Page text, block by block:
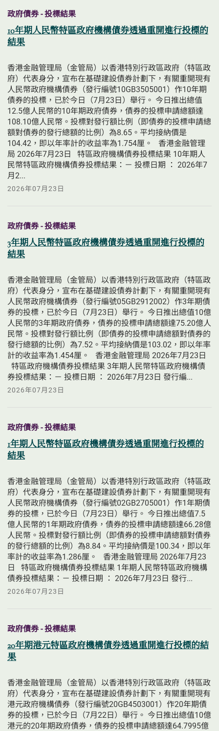
政府債券 - 投標結果
10年期人民幣特區政府機構債券透過重開進行投標的
結果
香港金融管理局（金管局）以香港特別行政區政府（特區政
府）代表身分，宣布在基礎建設債券計劃下，有關重開現有
人民幣政府機構債券（發行編號10GB3505001）作10年期
債券的投標，已於今日（7月23日）舉行。 今日推出總值
12.5億人民幣的10年期政府債券，債券的投標申請總額達
108.10億人民幣。投標對發行額比例（即債券的投標申請總
額對債券的發行總額的比例）為8.65。平均接納價是
104.42，即以年率計的收益率為1.754厘。   香港金融管理
局 2026年7月23日   特區政府機構債券投標結果 10年期人
民幣特區政府機構債券投標結果：－ 投標日期 ： 2026年7
月2...
2026年07月23日
政府債券 - 投標結果
3年期人民幣特區政府機構債券透過重開進行投標的
結果
香港金融管理局（金管局）以香港特別行政區政府（特區政
府）代表身分，宣布在基礎建設債券計劃下，有關重開現有
人民幣政府機構債券（發行編號05GB2912002）作3年期債
券的投標，已於今日（7月23日）舉行。 今日推出總值10億
人民幣的3年期政府債券，債券的投標申請總額達75.20億人
民幣。投標對發行額比例（即債券的投標申請總額對債券的
發行總額的比例）為7.52。平均接納價是103.02，即以年率
計的收益率為1.454厘。   香港金融管理局 2026年7月23日
特區政府機構債券投標結果 3年期人民幣特區政府機構債
券投標結果：－ 投標日期 ： 2026年7月23日 發行編...
2026年07月23日
政府債券 - 投標結果
1年期人民幣特區政府機構債券透過重開進行投標的
結果
香港金融管理局（金管局）以香港特別行政區政府（特區政
府）代表身分，宣布在基礎建設債券計劃下，有關重開現有
人民幣政府機構債券（發行編號02GB2705001）作1年期債
券的投標，已於今日（7月23日）舉行。 今日推出總值7.5
億人民幣的1年期政府債券，債券的投標申請總額達66.28億
人民幣。投標對發行額比例（即債券的投標申請總額對債券
的發行總額的比例）為8.84。平均接納價是100.34，即以年
率計的收益率為1.286厘。   香港金融管理局 2026年7月23
日   特區政府機構債券投標結果 1年期人民幣特區政府機構
債券投標結果：－ 投標日期 ： 2026年7月23日 發行...
2026年07月23日
政府債券 - 投標結果
20年期港元特區政府機構債券透過重開進行投標的結
果
香港金融管理局（金管局）以香港特別行政區政府（特區政
府）代表身分，宣布在基礎建設債券計劃下，有關重開現有
港元政府機構債券（發行編號20GB4503001）作20年期債
券的投標，已於今日（7月22日）舉行。 今日推出總值10億
港元的20年期政府債券，債券的投標申請總額達64.7995億